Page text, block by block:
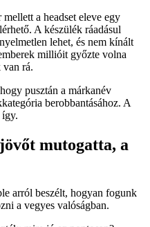
a headset eleve egy
A készülék ráadásul
lehet, és nem kínált
millióit győzte volna
van rá.
pusztán a márkanév
berobbantásához. A
mutogatta, a
arról beszélt, hogyan fogunk
a vegyes valóságban.